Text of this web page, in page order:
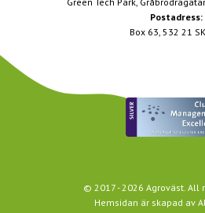
Postadress:
Box 63, 532 21
© 2017 -2026 Agroväst. All
Hemsidan är skapad av